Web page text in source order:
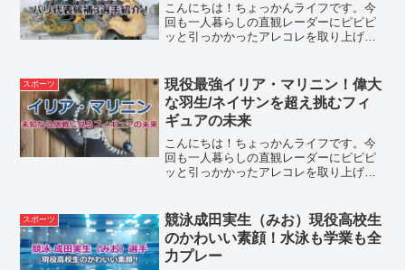
こんにちは！ちょっかんライフです。今
回も一人暮らしの直観レーダーにピピピ
ッと引っかかったアレコレを取り上げて
を使い、回ったり、跳ねたりとダイナミ
ックでアクロバティックな...
スポーツ
現役最強イリア・マリニン！偉大
な羽生/ネイサンを超え挑むフィ
ギュアの未来
こんにちは！ちょっかんライフです。今
回も一人暮らしの直観レーダーにピピピ
ッと引っかかったアレコレを取り上げて
(@isufigureskating)がシ...
スポーツ
競泳成田実生（みお）現役高校生
のかわいい素顔！水泳も学業も全
力プレー